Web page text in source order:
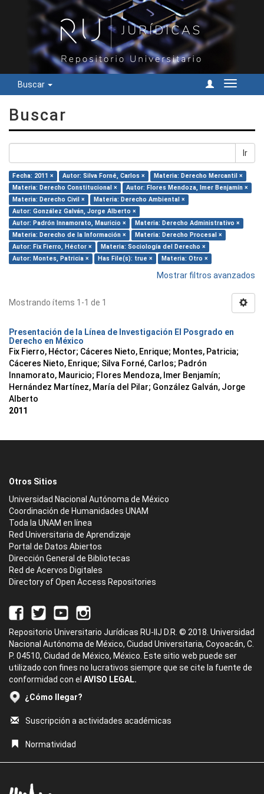
Buscar
Cambiar
Buscar
Ir
Fecha: 2011 × Autor: Silva Forné, Carlos ×
Materia: Derecho Mercantil ×
Materia: Derecho Constitucional ×
Autor: Flores Mendoza, Imer Benjamín ×
Materia: Derecho Civil ×
Materia: Derecho Ambiental ×
Autor: González Galván, Jorge Alberto ×
Autor: Padrón Innamorato, Mauricio ×
Materia: Derecho Administrativo ×
Materia: Derecho de la Información ×
Materia: Derecho Procesal ×
Autor: Fix Fierro, Héctor ×
Materia: Sociología del Derecho ×
Autor: Montes, Patricia ×
Has File(s): true × Materia: Otro ×
Mostrar filtros avanzados
Mostrando ítems 1-1 de 1
Presentación de la Línea de Investigación El Posgrado en
Derecho en México
Fix Fierro, Héctor; Cáceres Nieto, Enrique; Montes, Patricia;
Cáceres Nieto, Enrique; Silva Forné, Carlos; Padrón
Innamorato, Mauricio; Flores Mendoza, Imer Benjamín;
Hernández Martínez, María del Pilar; González Galván, Jorge
Alberto
2011
Otros Sitios
Universidad Nacional Autónoma de México
Coordinación de Humanidades UNAM
Toda la UNAM en línea
Red Universitaria de Aprendizaje
Portal de Datos Abiertos
Dirección General de Bibliotecas
Red de Acervos Digitales
Directory of Open Access Repositories
Repositorio Universitario Jurídicas RU-IIJ D.R. © 2018. Universidad
Nacional Autónoma de México, Ciudad Universitaria, Coyoacán, C.
P. 04510, Ciudad de México, México. Este sitio web puede ser
utilizado con fines no lucrativos siempre que se cite la fuente de
conformidad con el AVISO LEGAL.
¿Cómo llegar?
Suscripción a actividades académicas
Normatividad